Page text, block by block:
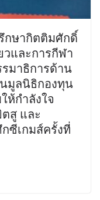
ษากิตติมศักดิ์
และการกีฬา
มาธิการด้าน
มูลนิธิกองทุน
ห้กำลังใจ
สู และ
ซีเกมส์ครั้งที่